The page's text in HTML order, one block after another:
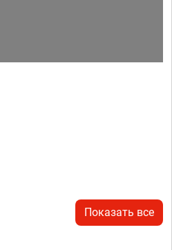
Показать все